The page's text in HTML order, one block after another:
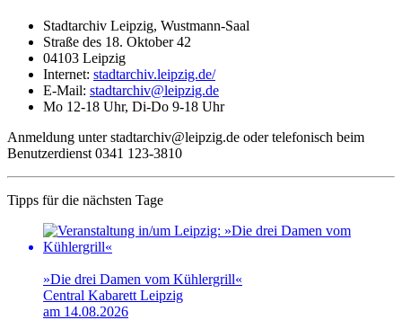
Stadtarchiv Leipzig, Wustmann-Saal
Straße des 18. Oktober 42
04103 Leipzig
Internet: stadtarchiv.leipzig.de/
E-Mail: stadtarchiv@leipzig.de
Mo 12-18 Uhr, Di-Do 9-18 Uhr
Anmeldung unter stadtarchiv@leipzig.de oder telefonisch beim
Benutzerdienst 0341 123-3810
Tipps für die nächsten Tage
»Die drei Damen vom Kühlergrill«
Central Kabarett Leipzig
am 14.08.2026